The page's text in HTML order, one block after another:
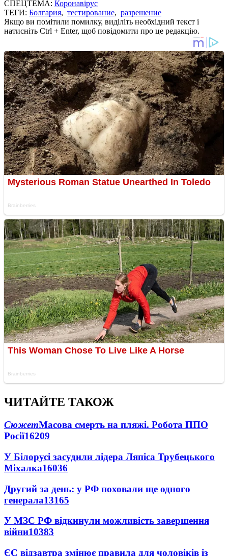
СПЕЦТЕМА: Коронавірус
ТЕГИ: Болгария, тестирование, разрешение
Якщо ви помітили помилку, виділіть необхідний текст і
натисніть Ctrl + Enter, щоб повідомити про це редакцію.
ЧИТАЙТЕ ТАКОЖ
СюжетМасова смерть на пляжі. Робота ППО
Росії16209
У Білорусі засудили лідера Ляпіса Трубецького
Міхалка16036
Другий за день: у РФ поховали ще одного
генерала13165
У МЗС РФ відкинули можливість завершення
війни10383
ЄС відзавтра змінює правила для чоловіків із